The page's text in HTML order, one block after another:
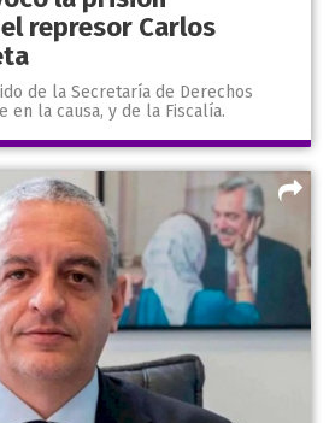
represor Carlos
de la Secretaría de Derechos
en la causa, y de la Fiscalía.